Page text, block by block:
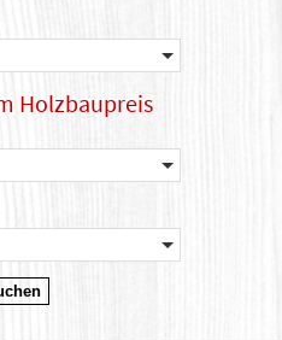
Holzbaupreis